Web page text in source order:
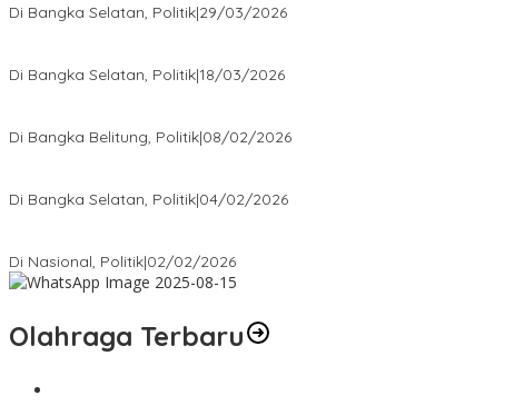
Di Bangka Selatan, Politik|29/03/2026
Di Bangka Selatan, Politik|18/03/2026
Di Bangka Belitung, Politik|08/02/2026
Di Bangka Selatan, Politik|04/02/2026
Di Nasional, Politik|02/02/2026
Olahraga Terbaru